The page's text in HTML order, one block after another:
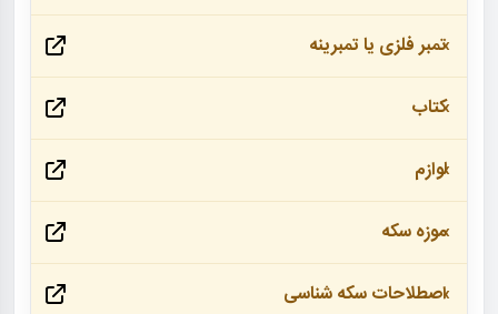
تمبر فلزی یا تمبرینه
کتاب
لوازم
موزه سکه
اصطلاحات سکه شناسی